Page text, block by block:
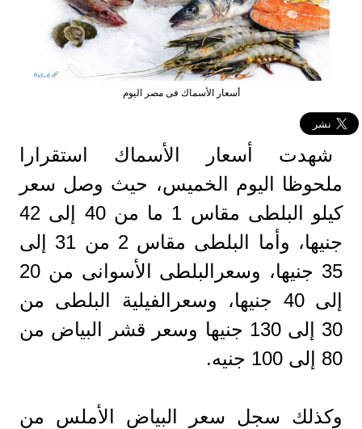
أسعار الأسماك فى مصر اليوم
شهدت أسعار الأسماك استقرارا
ملحوظا اليوم الخميس، حيث وصل سعر
كيلو البلطى مقاس 1 ما من 40 إلى 42
جنيها، وأما البلطى مقاس 2 من 31 إلى
35 جنيها، وسعرالبلطى الأسوانى من 20
إلى 40 جنيها، وسعرالفيلية البلطى من
30 إلى 130 جنيها وسعر قشر البياض من
80 إلى 100 جنيه.
وكذلك سجل سعر البياض الأملس من